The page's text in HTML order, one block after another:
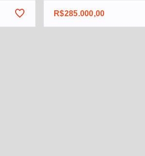
R$285.000,00